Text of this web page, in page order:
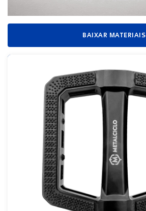
BAIXAR MATERIAIS